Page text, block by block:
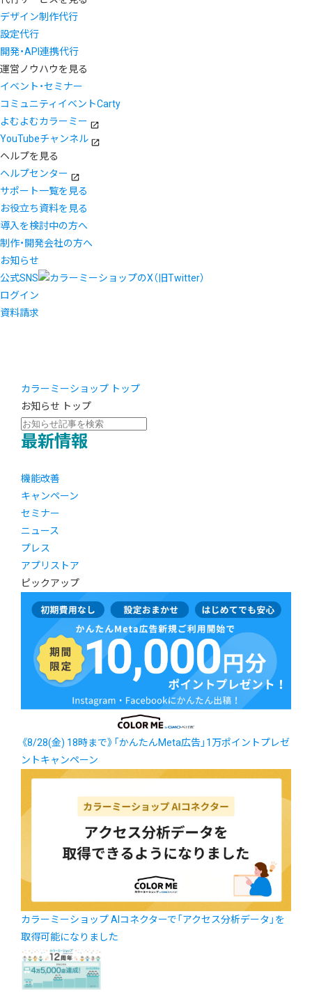
デザイン制作代行
設定代行
開発・API連携代行
運営ノウハウを見る
イベント・セミナー
コミュニティイベントCarty
よむよむカラーミー
YouTubeチャンネル
ヘルプを見る
ヘルプセンター
サポート一覧を見る
お役立ち資料を見る
導入を検討中の方へ
制作・開発会社の方へ
お知らせ
公式SNS
ログイン
資料請求
カラーミーショップ トップ
お知らせ トップ
最新情報
機能改善
キャンペーン
セミナー
ニュース
プレス
アプリストア
ピックアップ
《8/28(金) 18時まで》「かんたんMeta広告」1万ポイントプレゼ
ントキャンペーン
カラーミーショップ AIコネクターで「アクセス分析データ」を
取得可能になりました